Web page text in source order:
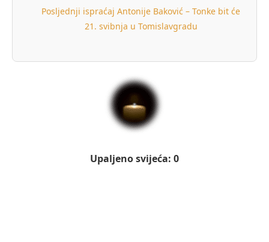
Posljednji ispraćaj Antonije Baković – Tonke bit će
21. svibnja u Tomislavgradu
Upaljeno svijeća: 0